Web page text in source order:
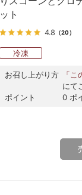
ット
4.8 （20）
冷凍
お召し上がり方
「こ
にて
ポイント
0 ポ